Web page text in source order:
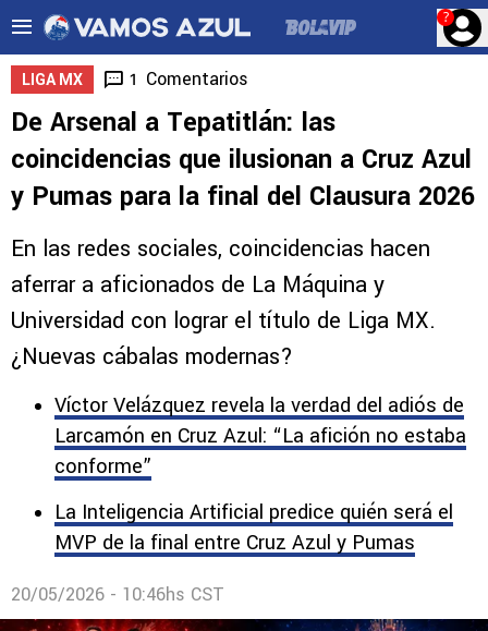
?
LIGA MX 1 Comentarios
De Arsenal a Tepatitlán: las
coincidencias que ilusionan a Cruz Azul
y Pumas para la final del Clausura 2026
En las redes sociales, coincidencias hacen
aferrar a aficionados de La Máquina y
Universidad con lograr el título de Liga MX.
¿Nuevas cábalas modernas?
Víctor Velázquez revela la verdad del adiós de
Larcamón en Cruz Azul: “La afición no estaba
conforme”
La Inteligencia Artificial predice quién será el
MVP de la final entre Cruz Azul y Pumas
20/05/2026 - 10:46hs CST